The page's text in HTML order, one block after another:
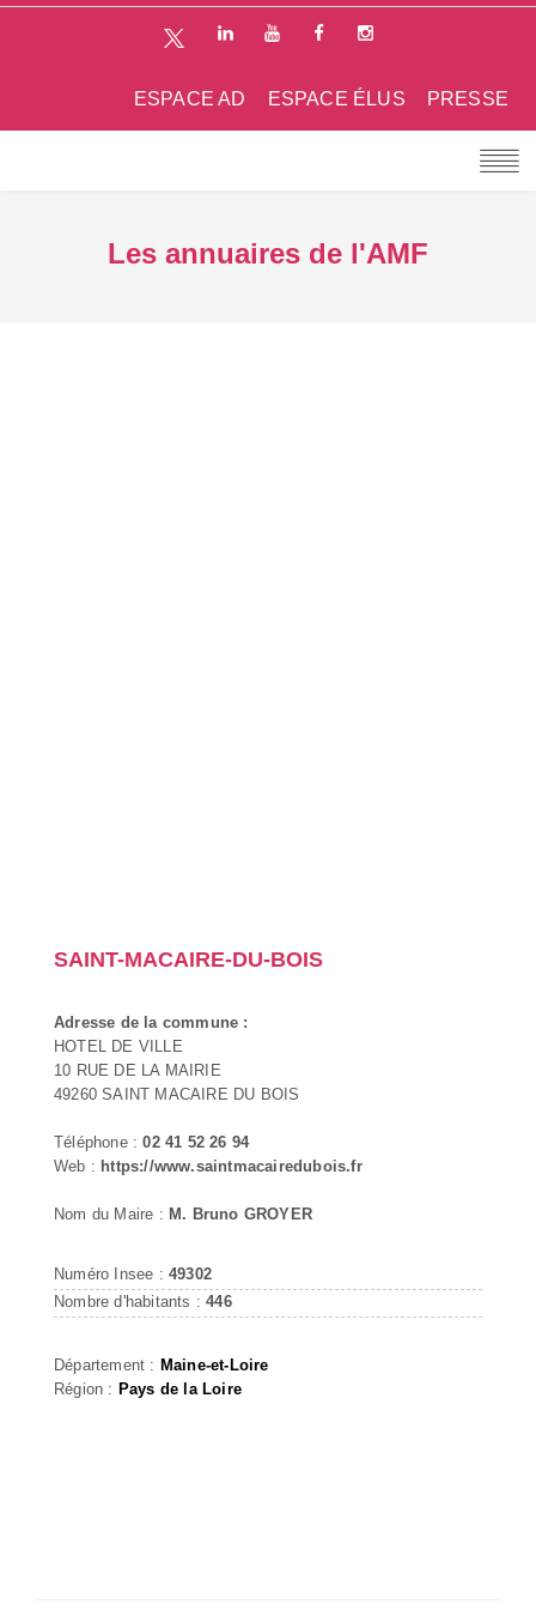
PRESSE
ESPACE ÉLUS
ESPACE AD
Les annuaires de l'AMF
SAINT-MACAIRE-DU-BOIS
Adresse de la commune :
HOTEL DE VILLE
10 RUE DE LA MAIRIE
49260 SAINT MACAIRE DU BOIS
Téléphone :02 41 52 26 94
Web : https://www.saintmacairedubois.fr
Nom du Maire : M. Bruno GROYER
Numéro Insee : 49302
Nombre d'habitants :446
Département : Maine-et-Loire
Région : Pays de la Loire